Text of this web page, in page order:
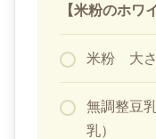
【米粉のホワ
米粉 大さ
無調整豆
乳）